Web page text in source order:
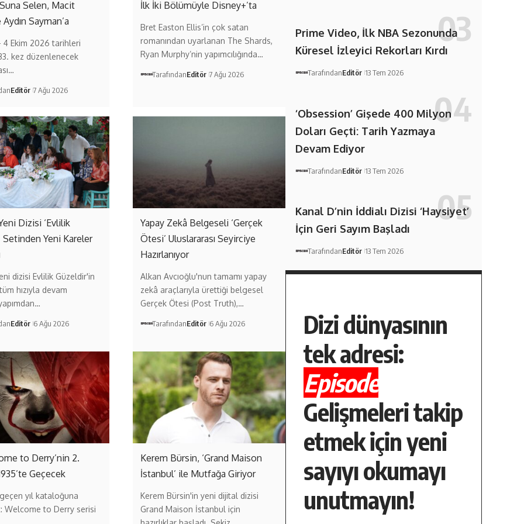
Selen, Macit
Sayman’a
4 Ekim 2026 tarihleri
kez düzenlenecek
Editör 7 Ağu 2026
İlk İki Bölümüyle Disney+’ta
Bret Easton Ellis’in çok satan
romanından uyarlanan The Shards,
Ryan Murphy’nin yapımcılığında…
TarafındanEditör 7 Ağu 2026
Dizisi ‘Evlilik
Setinden Yeni Kareler
dizisi Evlilik Güzeldir'in
hızıyla devam
Editör 6 Ağu 2026
Yapay Zekâ Belgeseli ‘Gerçek
Ötesi’ Uluslararası Seyirciye
Hazırlanıyor
Alkan Avcıoğlu'nun tamamı yapay
zekâ araçlarıyla ürettiği belgesel
Gerçek Ötesi (Post Truth),…
TarafındanEditör 6 Ağu 2026
to Derry’nin 2.
Geçecek
yıl kataloğuna
Welcome to Derry serisi
Kerem Bürsin, ‘Grand Maison
İstanbul’ ile Mutfağa Giriyor
Kerem Bürsin'in yeni dijital dizisi
Grand Maison İstanbul için
Prime Video, İlk NBA Sezonunda
Küresel İzleyici Rekorları Kırdı
TarafındanEditör 13 Tem 2026
‘Obsession’ Gişede 400 Milyon
Doları Geçti: Tarih Yazmaya
Devam Ediyor
TarafındanEditör 13 Tem 2026
Kanal D’nin İddialı Dizisi ‘Haysiyet’
İçin Geri Sayım Başladı
TarafındanEditör 13 Tem 2026
Dizi dünyasının
tek adresi:
Episode
Gelişmeleri takip
etmek için yeni
sayıyı okumayı
unutmayın!